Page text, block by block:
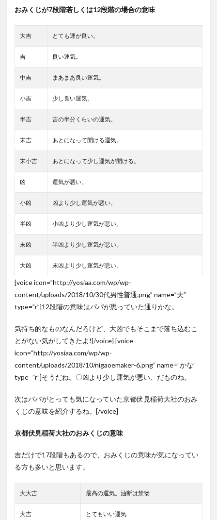
おみくじが7段階若しくは12段階の場合の意味
大吉 とても運が良い。
吉 良い運気。
中吉 まあまあ良い運気。
小吉 少し良い運気。
半吉 吉の半分くらいの運気。
末吉 あとになって開ける運気。
末小吉 あとになって少し運気が開ける。
凶 運気が悪い。
小凶 凶より少し運気が悪い。
半凶 小凶より少し運気が悪い。
末凶 半凶より少し運気が悪い。
大凶 末凶より少し運気が悪い。
[voice icon=”http://yosiaa.com/wp/wp-
content/uploads/2018/10/30代男性普通.png” name=”夫”
type=”r”]12段階の意味はパパが思っていた通りかな。
気持ち的なものなんだろけど、大凶でもそこまで落ち込むこ
とがない気がしてきたよ![/voice] [voice
icon=”http://yosiaa.com/wp/wp-
content/uploads/2018/10/nigaoemaker-6.png” name=”かな”
type=”r”]そうだね。〇凶より少し運気が悪い、だものね。
次はパパがとっても気になっていた京都伏見稲荷大社のおみ
くじの意味を紹介するね。[/voice]
京都伏見稲荷大社のおみくじの意味
吉だけで17段階もあるので、おみくじの意味が気になってい
る方も多いと思います。
大大吉 最高の運気。油断は禁物
大吉 とてもいい運気